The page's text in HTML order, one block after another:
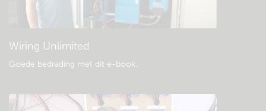
Algemene downloads & documentatie
Wiring Unlimited
Goede bedrading met dit e-book..